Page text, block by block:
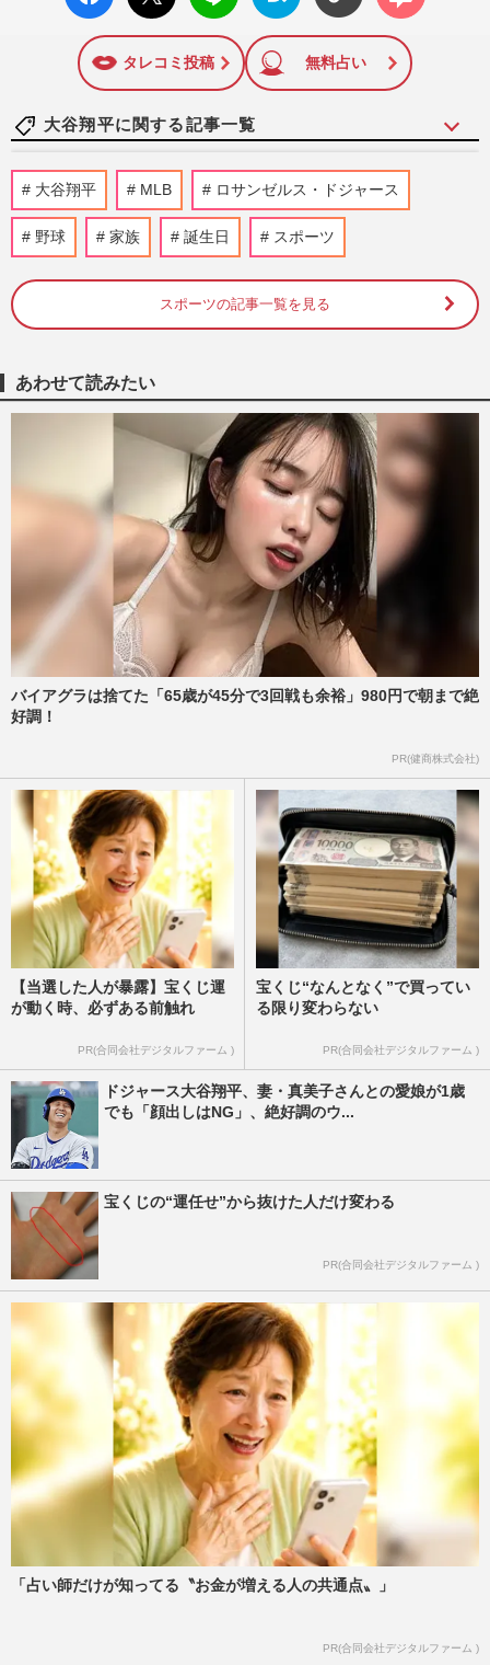
ok い
ト
ブック
に追加
ト
タレコミ投稿 無料占い
大谷翔平に関する記事一覧
「大谷翔平の生活に合わせ…」水原一平受
刑者、事件直前の音声公開で発覚した“衝
撃ウソの数々”と妻への思…
週刊女性PRIME
大谷翔平の元通訳・水原一平氏「命を賭け
て…」公開された“独占インタビュー”で語
週刊女性PRIME
ドジャース・大谷翔平、ゆうちょ銀行のア
ンバサダー就任で“賞”を新設！本人も「選
定に携わる」子どもたち…
週刊女性2026年8月11日号 2026/7/29
“二刀流”不発ならドジャース・大谷翔平の
「４年連続MVP」に暗雲、有力候補に躍
り出たカブス・鈴木誠也の…
週刊女性PRIME
《ドジャース表敬訪問》アメリカ・トラン
大谷翔平 MLB ロサンゼルス・ドジャース
野球 家族 誕生日 スポーツ
スポーツの記事一覧を見る
あわせて読みたい
バイアグラは捨てた「65歳が45分で3回戦も余裕」980円で朝まで絶
好調！
PR(健商株式会社)
【当選した人が暴露】宝くじ運
が動く時、必ずある前触れ
PR(合同会社デジタルファーム )
宝くじ“なんとなく”で買ってい
る限り変わらない
PR(合同会社デジタルファーム )
ドジャース大谷翔平、妻・真美子さんとの愛娘が1歳
でも「顔出しはNG」、絶好調のウ...
宝くじの“運任せ”から抜けた人だけ変わる
PR(合同会社デジタルファーム )
「占い師だけが知ってる〝お金が増える人の共通点〟」
PR(合同会社デジタルファーム )